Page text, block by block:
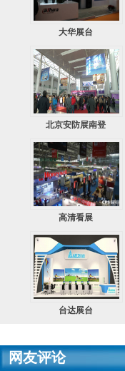
大华展台
北京安防展南登
高清看展
台达展台
网友评论